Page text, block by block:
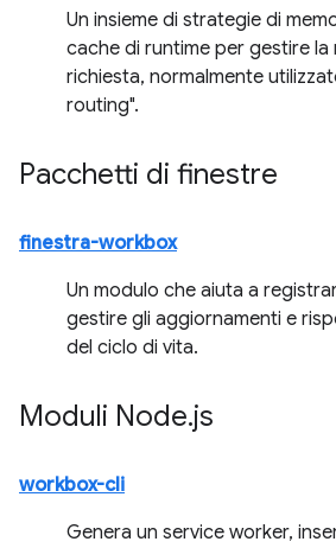
Un insieme di strategie di
cache di runtime per gestire la
richiesta, normalmente
routing".
Pacchetti di finestre
finestra-workbox
Un modulo che aiuta a
gestire gli aggiornamenti e
del ciclo di vita.
Moduli Node.js
workbox-cli
Genera un service worker,